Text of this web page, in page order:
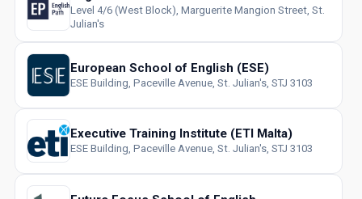
Level 4/6 (West Block), Marguerite Mangion Street, St.
Julian's
European School of English (ESE)
ESE Building, Paceville Avenue, St. Julian's, STJ 3103
Executive Training Institute (ETI Malta)
ESE Building, Paceville Avenue, St. Julian's, STJ 3103